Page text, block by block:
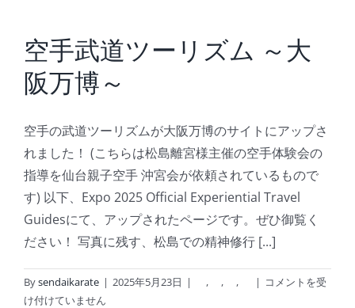
決
臺
緑
彩
は
空手武道ツーリズム ～大
阪万博～
空手の武道ツーリズムが大阪万博のサイトにアップさ
れました！ (こちらは松島離宮様主催の空手体験会の
指導を仙台親子空手 沖宮会が依頼されているもので
す) 以下、Expo 2025 Official Experiential Travel
Guidesにて、アップされたページです。ぜひ御覧く
ださい！ 写真に残す、松島での精神修行 [...]
Bysendaikarate | 2025年5月23日 | , , , | 空
コメントを受
け付けていません